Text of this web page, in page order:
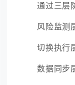
通过三层
风险监测
切换执行
数据同步